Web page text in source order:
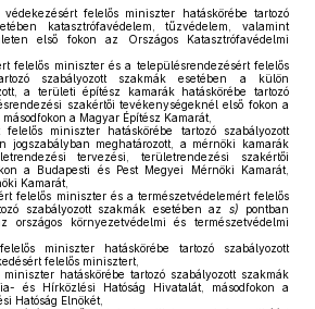
felelős miniszter hatáskörébe tartozó
katasztrófavédelem, tűzvédelem, valamint
első fokon az Országos Katasztrófavédelmi
felelős miniszter és a településrendezésért felelős
szabályozott szakmák esetében a külön
a területi építész kamarák hatáskörébe tartozó
szakértői tevékenységeknél első fokon a
a Magyar Építész Kamarát,
miniszter hatáskörébe tartozó szabályozott
jogszabályban meghatározott, a mérnöki kamarák
tervezési, területrendezési szakértői
a Budapesti és Pest Megyei Mérnöki Kamarát,
Kamarát,
felelős miniszter és a természetvédelemért felelős
szabályozott szakmák esetében az s) pontban
országos környezetvédelmi és természetvédelmi
miniszter hatáskörébe tartozó szabályozott
felelős minisztert,
hatáskörébe tartozó szabályozott szakmák
és Hírközlési Hatóság Hivatalát, másodfokon a
Hatóság Elnökét,